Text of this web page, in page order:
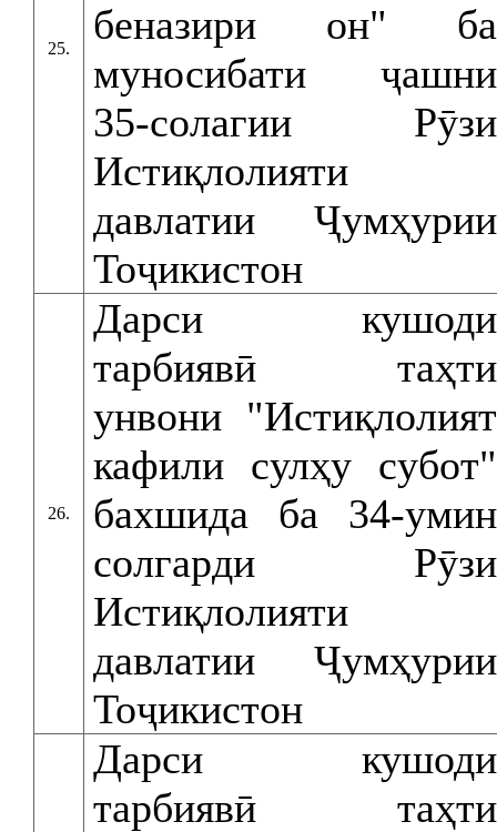
25.
беназири он" ба
муносибати ҷашни
35-солагии Рӯзи
Истиқлолияти
давлатии Ҷумҳурии
Тоҷикистон
26.
Дарси кушоди
тарбиявӣ таҳти
унвони "Истиқлолият
кафили сулҳу субот"
бахшида ба 34-умин
солгарди Рӯзи
Истиқлолияти
давлатии Ҷумҳурии
Тоҷикистон
Дарси кушоди
тарбиявӣ таҳти